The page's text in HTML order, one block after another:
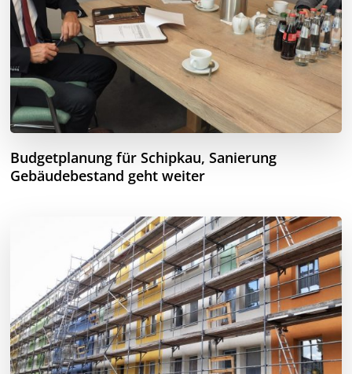
Budgetplanung für Schipkau, Sanierung
Gebäudebestand geht weiter